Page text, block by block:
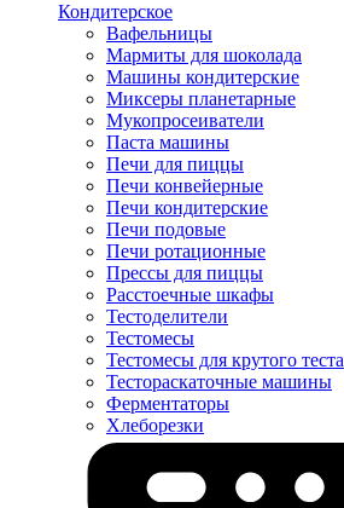
Кондитерское
Вафельницы
Мармиты для шоколада
Машины кондитерские
Миксеры планетарные
Мукопросеиватели
Паста машины
Печи для пиццы
Печи конвейерные
Печи кондитерские
Печи подовые
Печи ротационные
Прессы для пиццы
Расстоечные шкафы
Тестоделители
Тестомесы
Тестомесы для крутого теста
Тестораскаточные машины
Ферментаторы
Хлеборезки